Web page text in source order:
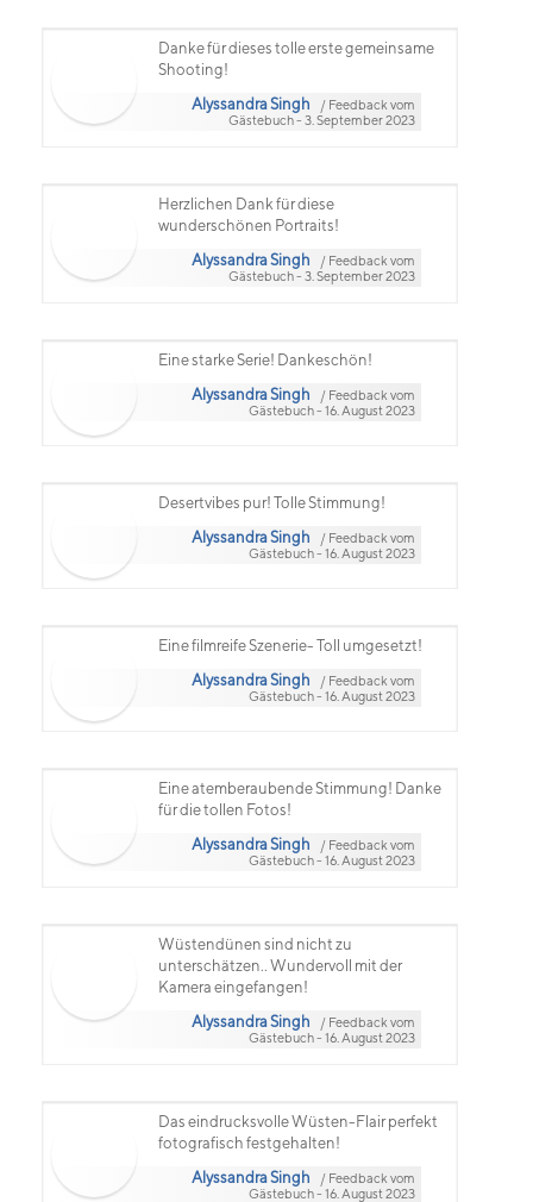
Danke für dieses tolle erste gemeinsame
Shooting!
Alyssandra Singh
/ Feedback vom
Gästebuch - 3. September 2023
Herzlichen Dank für diese
wunderschönen Portraits!
Alyssandra Singh
/ Feedback vom
Gästebuch - 3. September 2023
Eine starke Serie! Dankeschön!
Alyssandra Singh
/ Feedback vom
Gästebuch - 16. August 2023
Desertvibes pur! Tolle Stimmung!
Alyssandra Singh
/ Feedback vom
Gästebuch - 16. August 2023
Eine filmreife Szenerie- Toll umgesetzt!
Alyssandra Singh
/ Feedback vom
Gästebuch - 16. August 2023
Eine atemberaubende Stimmung! Danke
für die tollen Fotos!
Alyssandra Singh
/ Feedback vom
Gästebuch - 16. August 2023
Wüstendünen sind nicht zu
unterschätzen.. Wundervoll mit der
Kamera eingefangen!
Alyssandra Singh
/ Feedback vom
Gästebuch - 16. August 2023
Das eindrucksvolle Wüsten-Flair perfekt
fotografisch festgehalten!
Alyssandra Singh
/ Feedback vom
Gästebuch - 16. August 2023